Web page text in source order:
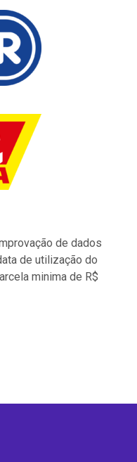
de dados
de utilização do
minima de R$